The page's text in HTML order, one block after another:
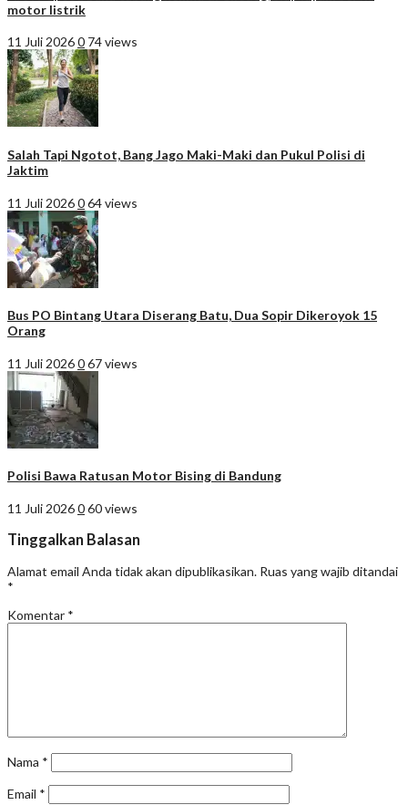
motor listrik
11 Juli 20260 74 views
Salah Tapi Ngotot, Bang Jago Maki-Maki dan Pukul Polisi di
Jaktim
11 Juli 2026064 views
Bus PO Bintang Utara Diserang Batu, Dua Sopir Dikeroyok 15
Orang
11 Juli 2026067 views
Polisi Bawa Ratusan Motor Bising di Bandung
11 Juli 2026060 views
Tinggalkan Balasan
Alamat email Anda tidak akan dipublikasikan. Ruas yang wajib ditandai
*
Komentar *
Nama *
Email *